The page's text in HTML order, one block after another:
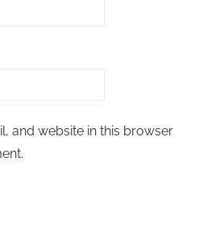
and website in this browser